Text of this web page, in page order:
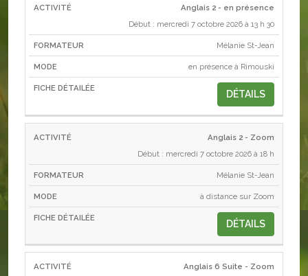
Anglais 2 - en présence
Début : mercredi 7 octobre 2026 à 13 h 30
Mélanie St-Jean
en présence à Rimouski
DÉTAILS
Anglais 2 - Zoom
Début : mercredi 7 octobre 2026 à 18 h
Mélanie St-Jean
à distance sur Zoom
DÉTAILS
Anglais 6 Suite - Zoom